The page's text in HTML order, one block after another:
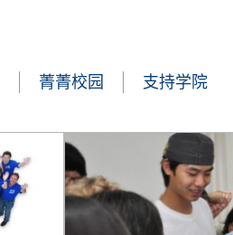
菁菁校园 支持学院